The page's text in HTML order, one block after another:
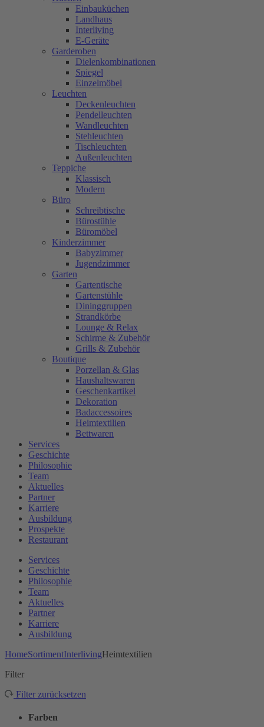
Einbauküchen
Landhaus
Interliving
E-Geräte
Garderoben
Dielenkombinationen
Spiegel
Einzelmöbel
Leuchten
Deckenleuchten
Pendelleuchten
Wandleuchten
Stehleuchten
Tischleuchten
Außenleuchten
Teppiche
Klassisch
Modern
Büro
Schreibtische
Bürostühle
Büromöbel
Kinderzimmer
Babyzimmer
Jugendzimmer
Garten
Gartentische
Gartenstühle
Dininggruppen
Strandkörbe
Lounge & Relax
Schirme & Zubehör
Grills & Zubehör
Boutique
Porzellan & Glas
Haushaltswaren
Geschenkartikel
Dekoration
Badaccessoires
Heimtextilien
Bettwaren
Services
Geschichte
Philosophie
Team
Aktuelles
Partner
Karriere
Ausbildung
Prospekte
Restaurant
Services
Geschichte
Philosophie
Team
Aktuelles
Partner
Karriere
Ausbildung
HomeSortimentInterlivingHeimtextilien
Filter
Filter zurücksetzen
Farben